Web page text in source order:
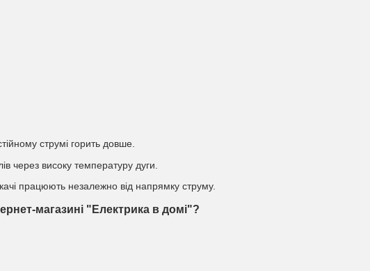
струмі горить довше.
через високу температуру дуги.
працюють незалежно від напрямку струму.
магазині "Електрика в домі"?